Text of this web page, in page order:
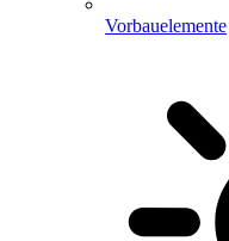
Vorbauelemente